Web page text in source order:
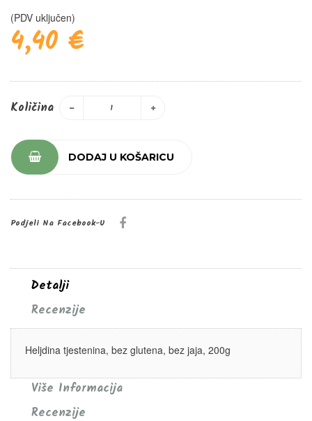
(PDV uključen)
4,40 €
Količina
DODAJ U KOŠARICU
Podjeli Na Facebook-U
Detalji
Recenzije
Heljdina tjestenina, bez glutena, bez jaja, 200g
Više Informacija
Recenzije